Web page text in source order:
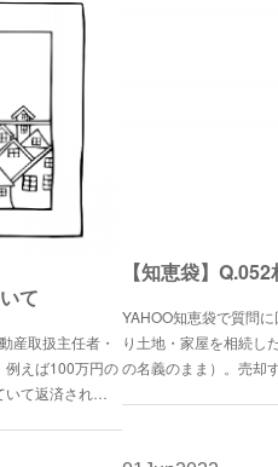
YAHOO知恵袋で質問
り土地・家屋を相続し
の名義のまま）。売却
て
産取扱主任者・
例えば100万円の
て返済され…